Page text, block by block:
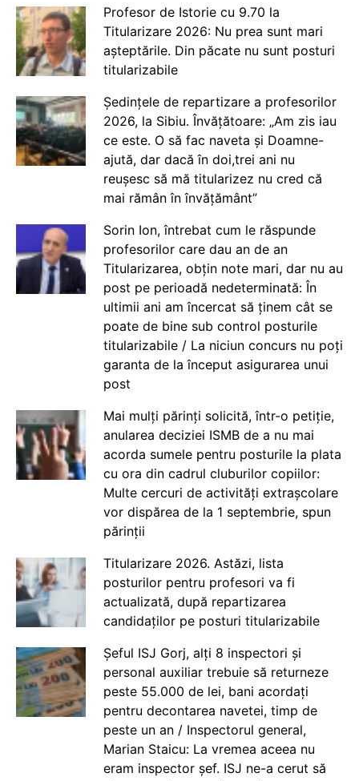
Profesor de Istorie cu 9.70 la
Titularizare 2026: Nu prea sunt mari
așteptările. Din păcate nu sunt posturi
titularizabile
Ședințele de repartizare a profesorilor
2026, la Sibiu. Învățătoare: „Am zis iau
ce este. O să fac naveta și Doamne-
ajută, dar dacă în doi,trei ani nu
reușesc să mă titularizez nu cred că
mai rămân în învățământ”
Sorin Ion, întrebat cum le răspunde
profesorilor care dau an de an
Titularizarea, obțin note mari, dar nu au
post pe perioadă nedeterminată: În
ultimii ani am încercat să ținem cât se
poate de bine sub control posturile
titularizabile / La niciun concurs nu poți
garanta de la început asigurarea unui
post
Mai mulți părinți solicită, într-o petiție,
anularea deciziei ISMB de a nu mai
acorda sumele pentru posturile la plata
cu ora din cadrul cluburilor copiilor:
Multe cercuri de activități extrașcolare
vor dispărea de la 1 septembrie, spun
părinții
Titularizare 2026. Astăzi, lista
posturilor pentru profesori va fi
actualizată, după repartizarea
candidaților pe posturi titularizabile
Șeful ISJ Gorj, alți 8 inspectori și
personal auxiliar trebuie să returneze
peste 55.000 de lei, bani acordați
pentru decontarea navetei, timp de
peste un an / Inspectorul general,
Marian Staicu: La vremea aceea nu
eram inspector șef. ISJ ne-a cerut să